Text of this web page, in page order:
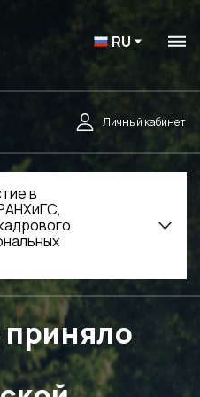
RU
Личный кабинет
в